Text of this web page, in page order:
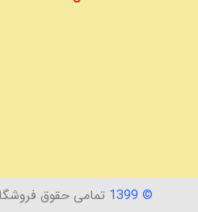
© 1399 تمامی حقوق